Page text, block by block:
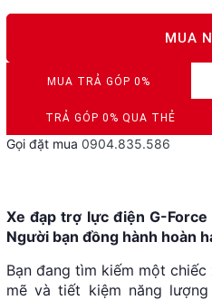
MUA
MUA TRẢ GÓP 0%
DUYỆT HỒ SƠ RONG 5 PHÚT
TRẢ GÓP 0% QUA THẺ
VISA, MASTERCARD, JCB, AMEX
Gọi đặt mua 0904.835.586
Xe đạp trợ lực điện G-
Người bạn đồng hành hoàn
Bạn đang tìm kiếm một
mẽ và tiết kiệm năng